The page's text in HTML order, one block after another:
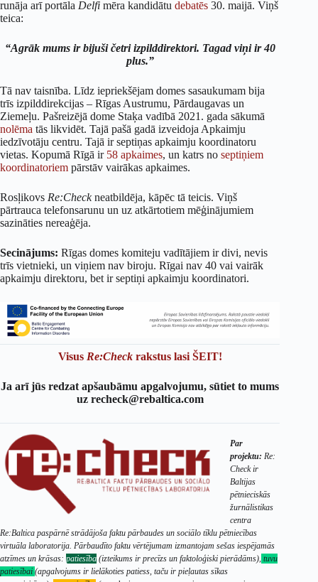
runāja arī portāla Delfi mēra kandidātu debatēs 30. maijā. Viņš
teica:
“Agrāk mums ir bijuši četri izpilddirektori. Tagad viņi ir 40
plus.”
Tā nav taisnība. Līdz iepriekšējam domes sasaukumam bija
trīs izpilddirekcijas – Rīgas Austrumu, Pārdaugavas un
Ziemeļu. Pašreizējā dome Staķa vadībā 2021. gada sākumā
nolēma tās likvidēt. Tajā pašā gadā izveidoja Apkaimju
iedzīvotāju centru. Tajā ir septiņas apkaimju koordinatoru
vietas. Kopumā Rīgā ir 58 apkaimes, un katrs no septiņiem
koordinatoriem pārstāv vairākas apkaimes.
Rosļikovs Re:Checkneatbildēja, kāpēc tā teicis. Viņš
pārtrauca telefonsarunu un uz atkārtotiem mēģinājumiem
sazināties nereaģēja.
Secinājums: Rīgas domes komiteju vadītājiem ir divi, nevis
trīs vietnieki, un viņiem nav biroju. Rīgai nav 40 vai vairāk
apkaimju direktoru, bet ir septiņi apkaimju koordinatori.
Visus Re:Checkrakstus lasi ŠEIT!
Ja arī jūs redzat apšaubāmu apgalvojumu, sūtiet to mums
uz recheck@rebaltica.com
Par
projektu: Re:
Check ir
Baltijas
pētnieciskās
žurnālistikas
centra
Re:Baltica paspārnē strādājoša faktu pārbaudes un sociālo tīklu pētniecības
virtuāla laboratorija. Pārbaudīto faktu vērtējumam izmantojam sešas iespējamās
atzīmes un krāsas: patiesība (izteikums ir precīzs un faktoloģiski pierādāms), tuvu
patiesībai (apgalvojums ir lielākoties patiess, taču ir pieļautas sīkas